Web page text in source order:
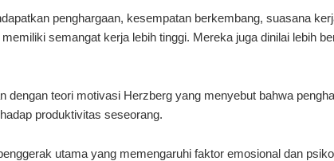
penghargaan, kesempatan berkembang, suasana
semangat kerja lebih tinggi. Mereka juga dinilai lebih
dengan teori motivasi Herzberg yang menyebut bahwa
produktivitas seseorang.
utama yang memengaruhi faktor emosional dan